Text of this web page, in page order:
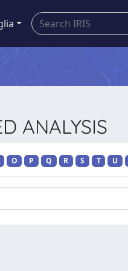
ANALYSIS
O P Q R S T U